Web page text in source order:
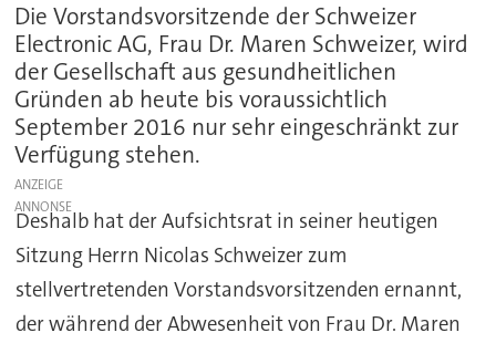
Die Vorstandsvorsitzende der Schweizer
Electronic AG, Frau Dr. Maren Schweizer, wird
der Gesellschaft aus gesundheitlichen
Gründen ab heute bis voraussichtlich
September 2016 nur sehr eingeschränkt zur
Verfügung stehen.
ANZEIGE
Deshalb hat der Aufsichtsrat in seiner heutigen
Sitzung Herrn Nicolas Schweizer zum
stellvertretenden Vorstandsvorsitzenden ernannt,
der während der Abwesenheit von Frau Dr. Maren